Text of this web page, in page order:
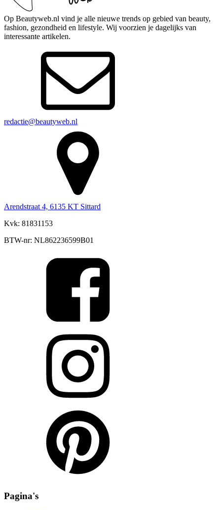
Op Beautyweb.nl vind je alle nieuwe trends op gebied van beauty,
fashion, gezondheid en lifestyle. Wij voorzien je dagelijks van
interessante artikelen.
redactie@beautyweb.nl
Arendstraat 4, 6135 KT Sittard
Kvk: 81831153
BTW-nr: NL862236599B01
Pagina's